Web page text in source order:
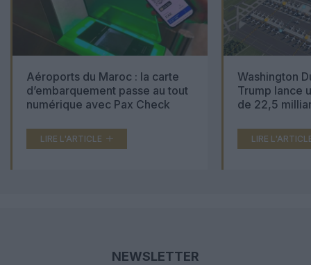
Aéroports du Maroc : la carte
d’embarquement passe au tout
numérique avec Pax Check
LIRE L'ARTICLE
Washington
Trump lance
de 22,5
LIRE
NEWSLETTER